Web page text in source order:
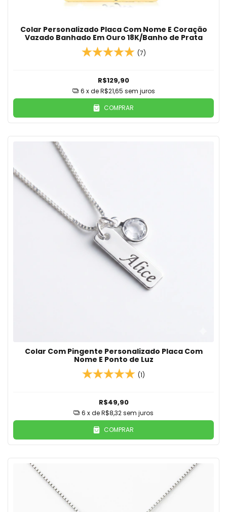
Colar Personalizado Placa Com Nome E Coração
Vazado Banhado Em Ouro 18K/Banho de Prata
(7)
R$129,90
6 x deR$21,65 sem juros
COMPRAR
Colar Com Pingente Personalizado Placa Com
Nome E Ponto de Luz
(1)
R$49,90
6 x deR$8,32sem juros
COMPRAR